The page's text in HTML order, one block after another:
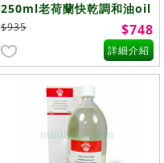
250ml老荷蘭快乾調和油oil
Painting Medium quick
drying(C1108)
$935 $748
詳細介紹